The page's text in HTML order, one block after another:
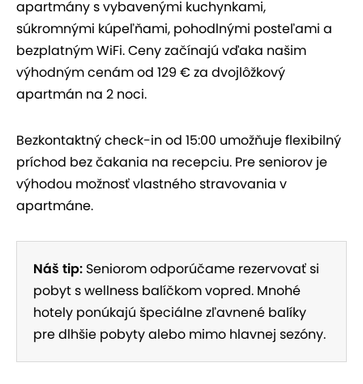
apartmány s vybavenými kuchynkami,
súkromnými kúpeľňami, pohodlnými posteľami a
bezplatným WiFi. Ceny začínajú vďaka našim
výhodným cenám od 129 € za dvojlôžkový
apartmán na 2 noci.
Bezkontaktný check-in od 15:00 umožňuje flexibilný
príchod bez čakania na recepciu. Pre seniorov je
výhodou možnosť vlastného stravovania v
apartmáne.
Náš tip: Seniorom odporúčame rezervovať si
pobyt s wellness balíčkom vopred. Mnohé
hotely ponúkajú špeciálne zľavnené balíky
pre dlhšie pobyty alebo mimo hlavnej sezóny.